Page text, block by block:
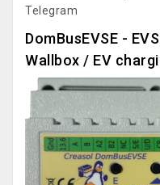
Telegram
DomBusEVSE -
Wallbox / EV